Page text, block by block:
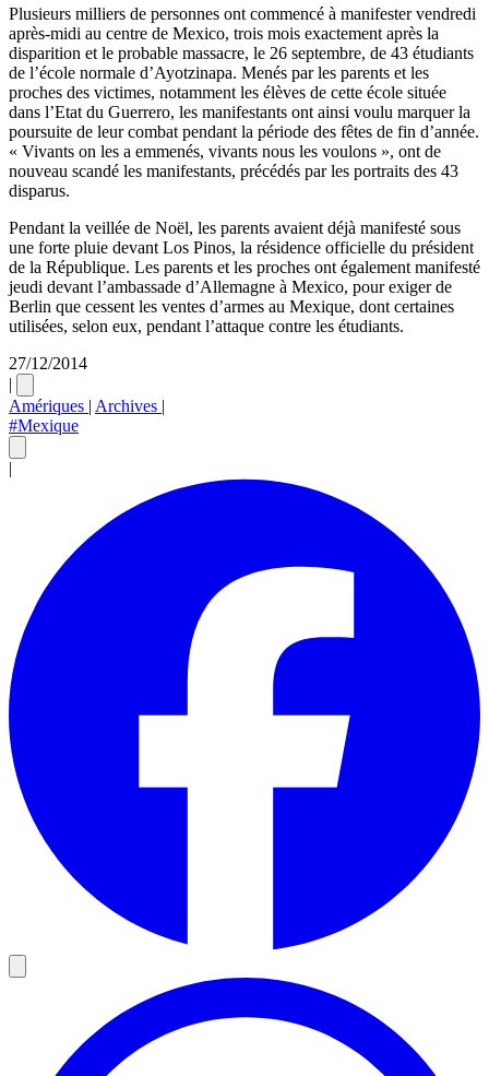
Plusieurs milliers de personnes ont commencé à manifester vendredi
après-midi au centre de Mexico, trois mois exactement après la
disparition et le probable massacre, le 26 septembre, de 43 étudiants
de l’école normale d’Ayotzinapa. Menés par les parents et les
proches des victimes, notamment les élèves de cette école située
dans l’Etat du Guerrero, les manifestants ont ainsi voulu marquer la
poursuite de leur combat pendant la période des fêtes de fin d’année.
« Vivants on les a emmenés, vivants nous les voulons », ont de
nouveau scandé les manifestants, précédés par les portraits des 43
disparus.
Pendant la veillée de Noël, les parents avaient déjà manifesté sous
une forte pluie devant Los Pinos, la résidence officielle du président
de la République. Les parents et les proches ont également manifesté
jeudi devant l’ambassade d’Allemagne à Mexico, pour exiger de
Berlin que cessent les ventes d’armes au Mexique, dont certaines
utilisées, selon eux, pendant l’attaque contre les étudiants.
27/12/2014
|
Amériques | Archives |
#Mexique
|